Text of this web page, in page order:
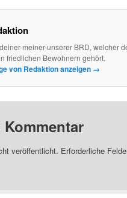
meiner-unserer BRD, welcher
friedlichen Bewohnern gehört.
von Redaktion anzeigen →
veröffentlicht. Erforderliche